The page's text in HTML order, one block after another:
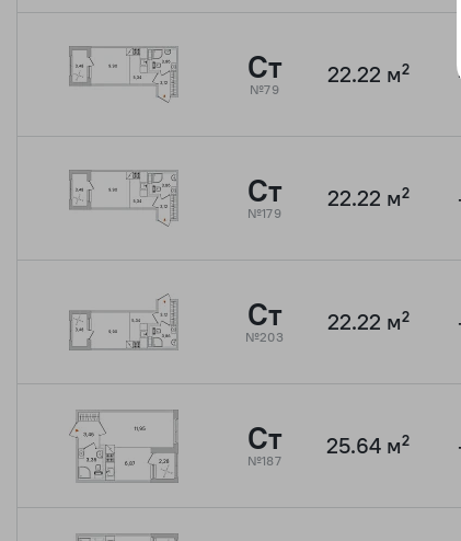
Ст
№79
22.22 м²
Ст
№179
22.22 м²
Ст
№203
22.22 м²
Ст
№187
25.64 м²